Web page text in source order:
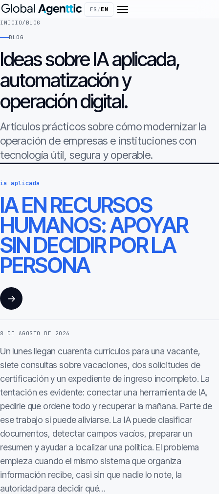
ES /EN
INICIO/ BLOG
BLOG
Ideas sobre IA aplicada,
automatización y
operación digital.
Artículos prácticos sobre cómo modernizar la
operación de empresas e instituciones con
tecnología útil, segura y operable.
ia aplicada
IA EN RECURSOS
HUMANOS: APOYAR
SIN DECIDIR POR LA
PERSONA
→
8 DE AGOSTO DE 2026
Un lunes llegan cuarenta currículos para una vacante,
siete consultas sobre vacaciones, dos solicitudes de
certificación y un expediente de ingreso incompleto. La
tentación es evidente: conectar una herramienta de IA,
pedirle que ordene todo y recuperar la mañana. Parte de
ese trabajo sí puede aliviarse. La IA puede clasificar
documentos, detectar campos vacíos, preparar un
resumen y ayudar a localizar una política. El problema
empieza cuando el mismo sistema que organiza
información recibe, casi sin que nadie lo note, la
autoridad para decidir qué…